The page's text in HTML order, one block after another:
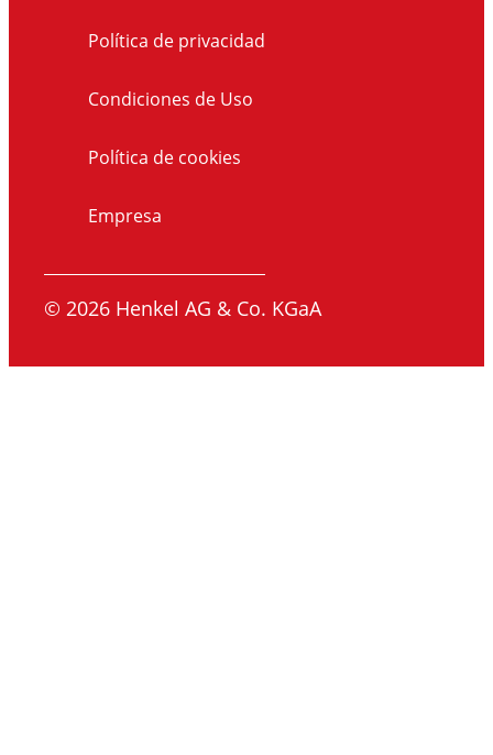
Política de privacidad
Condiciones de Uso
Política de cookies
Empresa
© 2026 Henkel AG & Co. KGaA